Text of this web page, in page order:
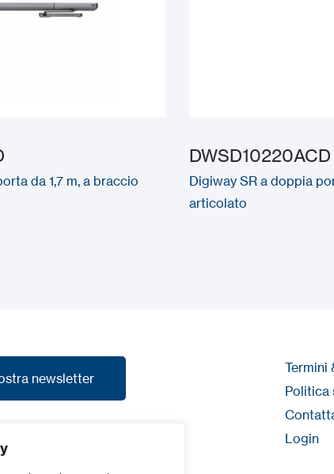
da 1,7 m, a braccio
DWSD10220ACD
Digiway SR a doppia
articolato
newsletter
promozioni e anteprime
Termini
Politica
Login